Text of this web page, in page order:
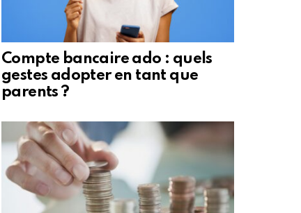
Compte bancaire ado : quels
gestes adopter en tant que
parents ?